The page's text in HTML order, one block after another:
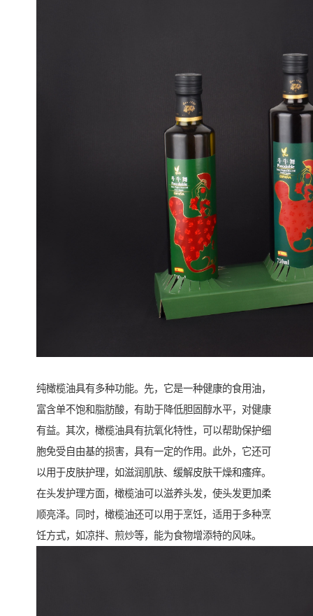
纯橄榄油具有多种功能。先，它是一种健康的食用油，
富含单不饱和脂肪酸，有助于降低胆固醇水平，对健康
有益。其次，橄榄油具有抗氧化特性，可以帮助保护细
胞免受自由基的损害，具有一定的作用。此外，它还可
以用于皮肤护理，如滋润肌肤、缓解皮肤干燥和瘙痒。
在头发护理方面，橄榄油可以滋养头发，使头发更加柔
顺亮泽。同时，橄榄油还可以用于烹饪，适用于多种烹
饪方式，如凉拌、煎炒等，能为食物增添特的风味。